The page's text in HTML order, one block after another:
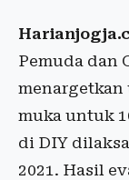
Pemuda dan
menargetkan
muka untuk
di DIY
2021. Hasil